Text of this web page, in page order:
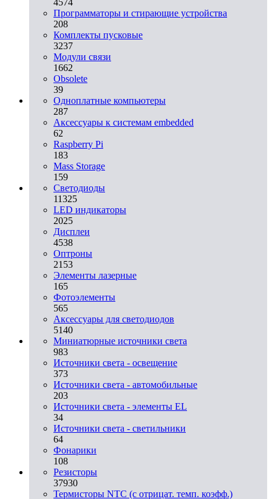
Программаторы и стирающие устройства
208
Комплекты пусковые
3237
Модули связи
1662
Obsolete
39
Одноплатные компьютеры
287
Аксессуары к системам embedded
62
Raspberry Pi
183
Mass Storage
159
Светодиоды
11325
LED индикаторы
2025
Дисплеи
4538
Оптроны
2153
Элементы лазерные
165
Фотоэлементы
565
Аксессуары для светодиодов
5140
Миниатюрные источники света
983
Источники света - освещение
373
Источники света - автомобильные
203
Источники света - элементы EL
34
Источники света - светильники
64
Фонарики
108
Резисторы
37930
Термисторы NTC (с отрицат. темп. коэфф.)